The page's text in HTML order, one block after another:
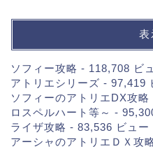
表
ソフィー攻略 - 118,708 ビ
アトリエシリーズ - 97,419
ソフィーのアトリエDX攻
ロスペルハート等～ -
ライザ攻略 - 83,536 ビュー
アーシャのアトリエＤＸ